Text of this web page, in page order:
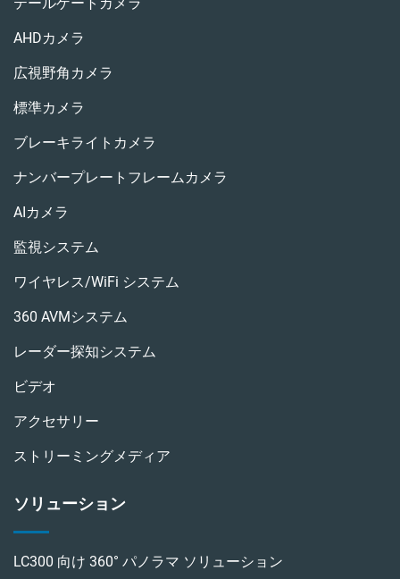
AHDカメラ
広視野角カメラ
標準カメラ
ブレーキライトカメラ
ナンバープレートフレームカメラ
AIカメラ
監視システム
ワイヤレス/WiFi システム
360 AVMシステム
レーダー探知システム
ビデオ
アクセサリー
ストリーミングメディア
ソリューション
LC300 向け 360° パノラマ ソリューション